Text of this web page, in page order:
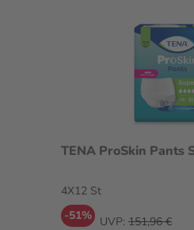
TENA ProSkin Pants
4X12 St
-51% UVP: 151,96 €